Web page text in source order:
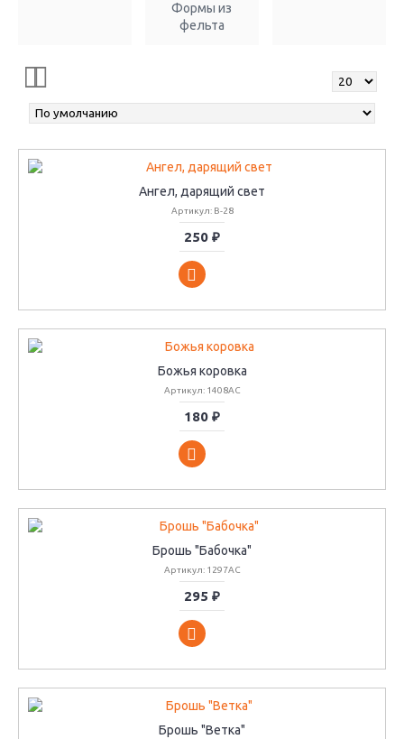
Формы из
фельта
Ангел, дарящий свет
Артикул: В-28
250 ₽
Божья коровка
Артикул: 1408АС
180 ₽
Брошь "Бабочка"
Артикул: 1297АС
295 ₽
Брошь "Ветка"